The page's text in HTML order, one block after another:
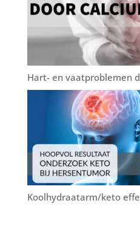
Hart- en vaatproblemen
Koolhydraatarm/keto